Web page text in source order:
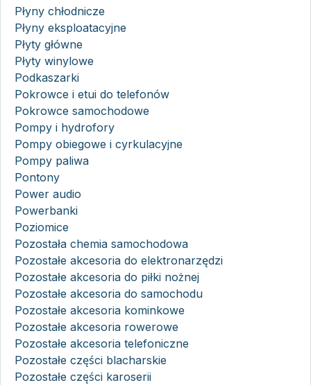
Płyny chłodnicze
Płyny eksploatacyjne
Płyty główne
Płyty winylowe
Podkaszarki
Pokrowce i etui do telefonów
Pokrowce samochodowe
Pompy i hydrofory
Pompy obiegowe i cyrkulacyjne
Pompy paliwa
Pontony
Power audio
Powerbanki
Poziomice
Pozostała chemia samochodowa
Pozostałe akcesoria do elektronarzędzi
Pozostałe akcesoria do piłki nożnej
Pozostałe akcesoria do samochodu
Pozostałe akcesoria kominkowe
Pozostałe akcesoria rowerowe
Pozostałe akcesoria telefoniczne
Pozostałe części blacharskie
Pozostałe części karoserii